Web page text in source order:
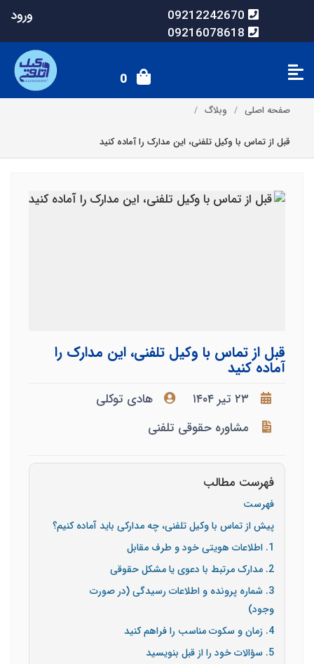
09212242670
09216078618
ورود
0
صفحه اصلی وبلاگ
قبل از تماس با وکیل تلفنی، این مدارک را آماده کنید
قبل از تماس با وکیل تلفنی، این مدارک را
آماده کنید
۲۳ تیر ۱۴۰۴
هادی توکلی
مشاوره حقوقی تلفنی
فهرست مطالب
فهرست
پیش از تماس با وکیل تلفنی، چه مدارکی باید آماده کنیم؟
1. اطلاعات هویتی خود و طرف مقابل
2. مدارک مرتبط با دعوی یا مشکل حقوقی
3. شماره پرونده و اطلاعات رسیدگی (در صورت
وجود)
4. زمان و سکوت مناسب را فراهم کنید
5. سؤالات خود را از قبل بنویسید